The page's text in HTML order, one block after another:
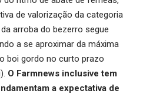
de valorização da categoria
arroba do bezerro segue
a se aproximar da máxima
boi gordo no curto prazo
). O Farmnews inclusive tem
a expectativa de